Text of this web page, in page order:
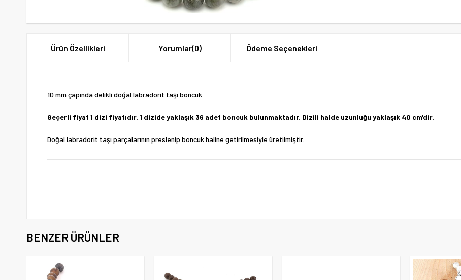
Ürün Özellikleri Yorumlar(0) Ödeme Seçenekleri
10 mm çapında delikli doğal labradorit taşı boncuk.
Geçerli fiyat 1 dizi fiyatıdır. 1 dizide yaklaşık 36 adet boncuk bulunmaktadır. Dizili halde uzunluğu yaklaşık 40 cm'dir.
Doğal labradorit taşı parçalarının preslenip boncuk haline getirilmesiyle üretilmiştir.
BENZER ÜRÜNLER